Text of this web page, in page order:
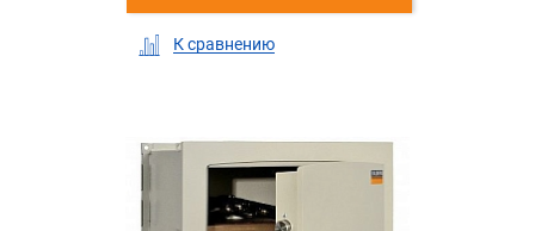
К сравнению